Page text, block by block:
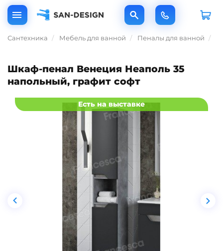
Сантехника Мебель для ванной Пеналы для ванной
Шкаф-пенал Венеция Неаполь 35
напольный, графит софт
Есть на выставке